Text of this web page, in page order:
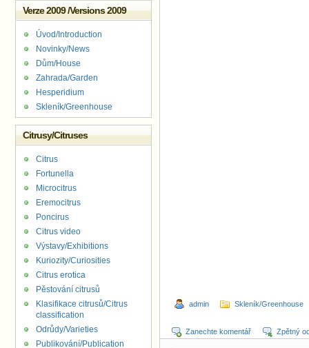
admin Skleník/Greenhouse
Zanechte komentář Zpětný
Verze 2009 /Versions 2009
Úvod/Introduction
Novinky/News
Dům/House
Zahrada/Garden
Hesperidium
Skleník/Greenhouse
Citrusy/Citruses
Citrus
Fortunella
Microcitrus
Eremocitrus
Poncirus
Citrus video
Výstavy/Exhibitions
Kuriozity/Curiosities
Citrus erotica
Pěstování citrusů
Klasifikace citrusů/Citrus
classification
Odrůdy/Varieties
Publikování/Publication